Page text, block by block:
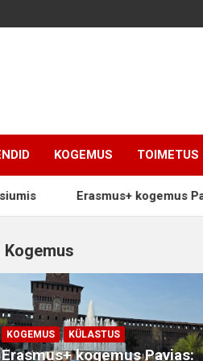
KOGEMUS TOIMETUS
Erasmus+ kogemus
Kogemus
KOGEMUS KÜLASTUS
Erasmus+ kogemus Pavias: